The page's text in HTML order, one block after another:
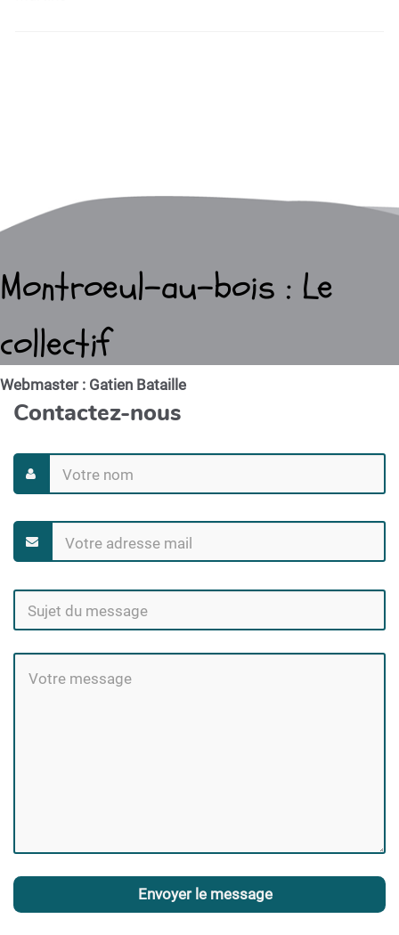
Montroeul-au-bois : Le
collectif
Webmaster : Gatien Bataille
Contactez-nous
Envoyer le message